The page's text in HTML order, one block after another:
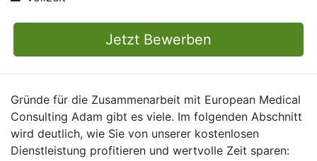
Jetzt Bewerben
Gründe für die Zusammenarbeit mit European Medical
Consulting Adam gibt es viele. Im folgenden Abschnitt
wird deutlich, wie Sie von unserer kostenlosen
Dienstleistung profitieren und wertvolle Zeit sparen: